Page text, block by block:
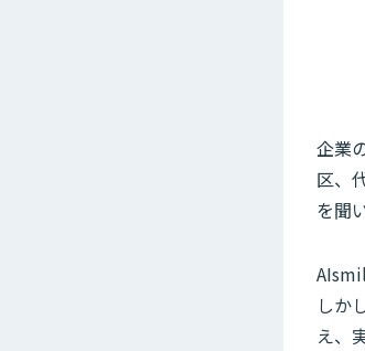
企業
区、
を聞
しか
え、